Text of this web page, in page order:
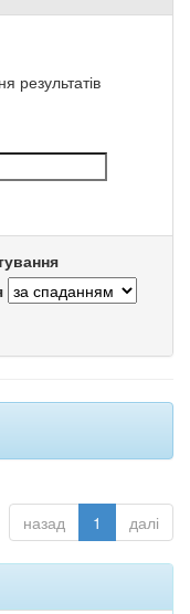
результатів
назад 1 далі